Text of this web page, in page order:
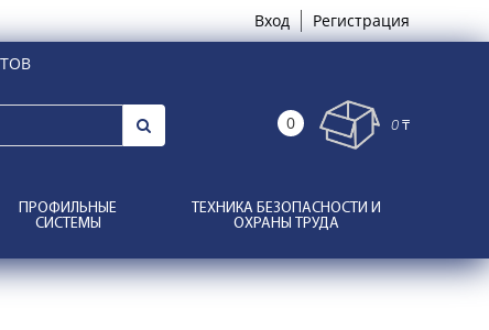
Вход Регистрация
0 0 ₸
ПРОФИЛЬНЫЕ
СИСТЕМЫ
ТЕХНИКА БЕЗОПАСНОСТИ И
ОХРАНЫ ТРУДА